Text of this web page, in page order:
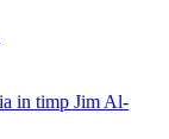
Jim Al-